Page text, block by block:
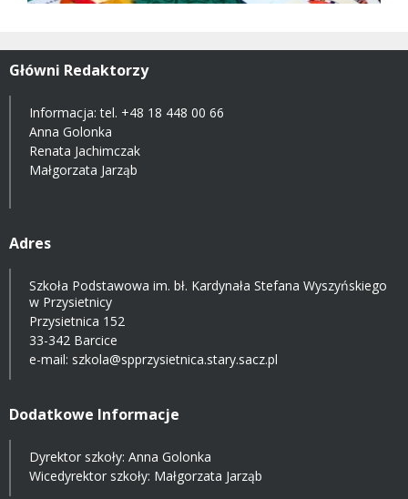
Główni Redaktorzy
Informacja: tel. +48 18 448 00 66
Anna Golonka
Renata Jachimczak
Małgorzata Jarząb
Adres
Szkoła Podstawowa im. bł. Kardynała Stefana Wyszyńskiego
w Przysietnicy
Przysietnica 152
33-342 Barcice
e-mail: szkola@spprzysietnica.stary.sacz.pl
Dodatkowe Informacje
Dyrektor szkoły: Anna Golonka
Wicedyrektor szkoły: Małgorzata Jarząb